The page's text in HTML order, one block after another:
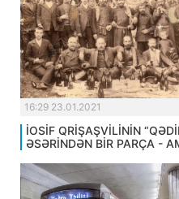
16:29 23.01.2021
İOSİF QRİŞAŞVİLİNİN
ƏSƏRİNDƏN BİR PARÇA -